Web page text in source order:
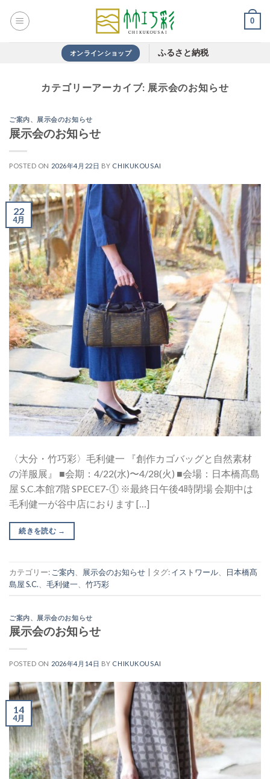
0
オンラインショップ ふるさと納税
カテゴリーアーカイブ: 展示会のお知らせ
ご案内、 展示会のお知らせ
展示会のお知らせ
POSTED ON 2026年4月22日 BY CHIKUKOUSAI
22
4月
〈大分・竹巧彩〉毛利健一 『創作カゴバッグと自然素材
の洋服展』 ■会期：4/22(水)〜4/28(火) ■会場：日本橋髙島
屋 S.C.本館7階 SPECE7-① ※最終日午後4時閉場 会期中は
毛利健一が谷中店におります […]
続きを読む →
カテゴリー: ご案内 展示会のお知らせ タグ:イストワール
日本橋髙
島屋 S.C.
毛利健一 竹巧彩
ご案内、 展示会のお知らせ
展示会のお知らせ
POSTED ON 2026年4月14日 BY CHIKUKOUSAI
14
4月